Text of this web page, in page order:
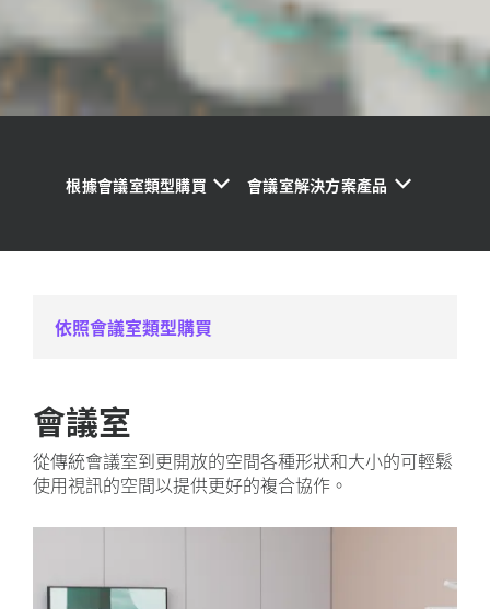
根據會議室類型購買 會議室解決方案產品
依照會議室類型購買
會議室
從傳統會議室到更開放的空間各種形狀和大小的可輕鬆
使用視訊的空間以提供更好的複合協作。